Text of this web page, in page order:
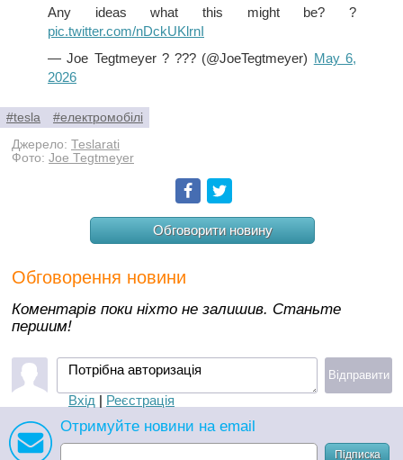
Any ideas what this might be? ?
pic.twitter.com/nDckUKlrnI
— Joe Tegtmeyer ? ??? (@JoeTegtmeyer) May 6,
2026
#tesla
#електромобілі
Джерело: Teslarati
Фото: Joe Tegtmeyer
Facebook
Обговорити новину
Обговорення новини
Коментарів поки ніхто не залишив. Станьте
першим!
Потрібна авторизація
Вхід | Реєстрація
Відправити
Отримуйте новини на email
Підписка